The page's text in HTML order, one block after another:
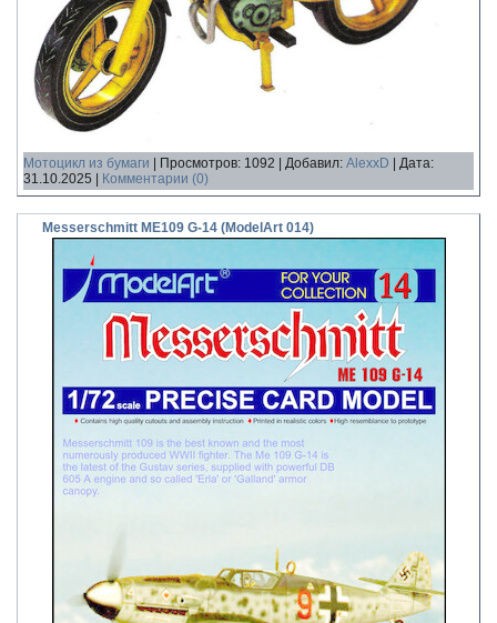
Мотоцикл из бумаги Просмотров: 1092 Добавил: AlexxD
Дата:
31.10.2025
Комментарии (0)
Messerschmitt ME109 G-14 (ModelArt 014)